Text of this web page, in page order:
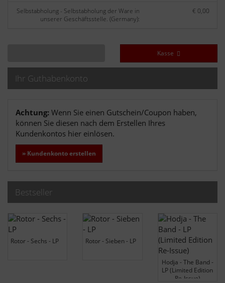
Selbstabholung - Selbstabholung der Ware in
unserer Geschäftsstelle. (Germany):
€ 0,00
Kasse
Ihr Guthabenkonto
Achtung: Wenn Sie einen Gutschein/Coupon haben,
können Sie diesen nach dem Erstellen Ihres
Kundenkontos hier einlösen.
» Kundenkonto erstellen
Bestseller
Rotor - Sechs - LP Rotor - Sieben - LP
Hodja - The Band -
LP (Limited Edition
Re-Issue)